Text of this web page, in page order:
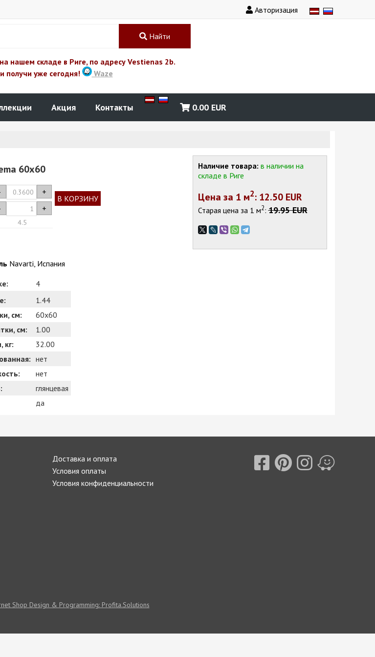
Авторизация
Найти
нашем складе в Риге, по адресу Vestienas 2b.
получи уже сегодня!
Waze
Акция Контакты 0.00EUR
60x60
+
+
4.5
В КОРЗИНУ
Navarti, Испания
4
1.44
см:
60x60
см:
1.00
кг:
32.00
нет
нет
глянцевая
да
Наличие товара: в наличии на
складе в Риге
Цена за 1 м2: 12.50 EUR
Старая цена за 1 м2:19.95 EUR
Доставка и оплата
Условия оплаты
Условия конфиденциальности
Shop Design & Programming: Profita.Solutions